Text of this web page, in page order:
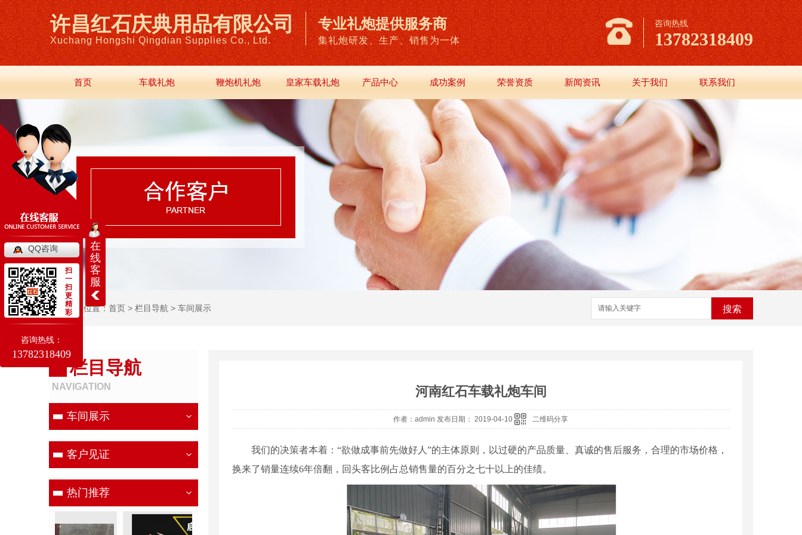
许昌红石庆典用品有限公司
Xuchang Hongshi Qingdian Supplies Co., Ltd.
专业礼炮提供服务商
集礼炮研发、生产、销售为一体
咨询热线
13782318409
首页 车载礼炮 鞭炮机礼炮 皇家车载礼炮 产品中心 成功案例 荣誉资质 新闻资讯 关于我们 联系我们
当前位置： 首页 > 栏目导航 > 车间展示 搜索
栏目导航
NAVIGATION
车间展示
客户见证
热门推荐
河南红石车载礼炮车间
作者：admin 发布日期： 2019-04-10 二维码分享
我们的决策者本着：“欲做成事前先做好人”的主体原则，以过硬的产品质量、真诚的售后服务，合理的市场价格，
换来了销量连续6年倍翻，回头客比例占总销售量的百分之七十以上的佳绩。
在
线
客
服
QQ咨询
扫
一
扫
更
精
彩
咨询热线：
13782318409